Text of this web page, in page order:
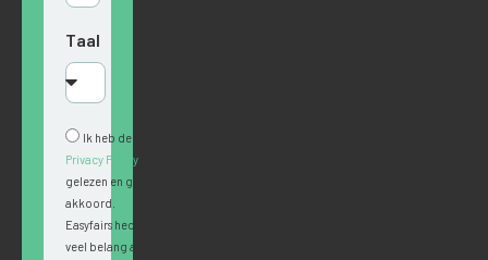
Taal
Ik heb de
Privacy Policy
gelezen en ga
akkoord.
Easyfairs hecht
veel belang aan